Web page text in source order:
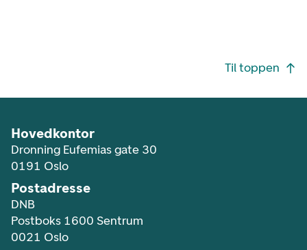
Til toppen
Hovedkontor
Dronning Eufemias gate 30
0191 Oslo
Postadresse
DNB
Postboks 1600 Sentrum
0021 Oslo